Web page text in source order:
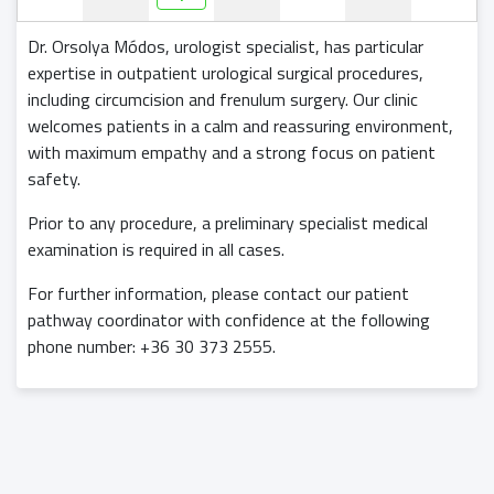
Dr. Orsolya Módos, urologist specialist, has particular
expertise in outpatient urological surgical procedures,
including circumcision and frenulum surgery. Our clinic
welcomes patients in a calm and reassuring environment,
with maximum empathy and a strong focus on patient
safety.
Prior to any procedure, a preliminary specialist medical
examination is required in all cases.
For further information, please contact our patient
pathway coordinator with confidence at the following
phone number: +36 30 373 2555.